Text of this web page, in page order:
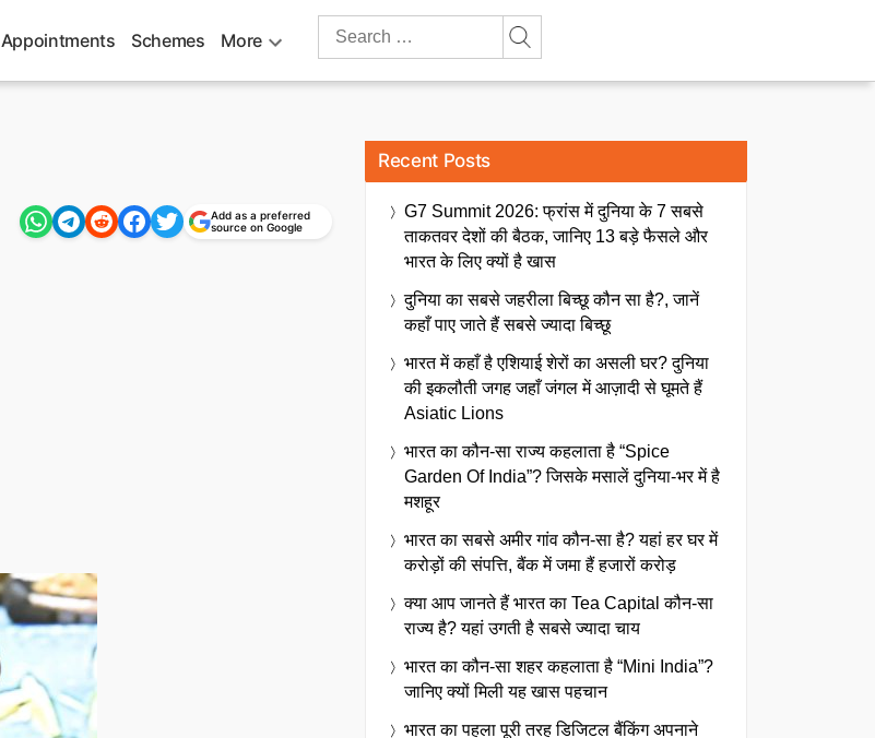
Appointments Schemes More
Search
Add as a preferred
source on Google
Recent Posts
G7 Summit 2026: फ्रांस में दुनिया के 7 सबसे
ताकतवर देशों की बैठक, जानिए 13 बड़े फैसले और
भारत के लिए क्यों है खास
दुनिया का सबसे जहरीला बिच्छू कौन सा है?, जानें
कहाँ पाए जाते हैं सबसे ज्यादा बिच्छू
भारत में कहाँ है एशियाई शेरों का असली घर? दुनिया
की इकलौती जगह जहाँ जंगल में आज़ादी से घूमते हैं
Asiatic Lions
भारत का कौन-सा राज्य कहलाता है “Spice
Garden Of India”? जिसके मसालें दुनिया-भर में है
मशहूर
भारत का सबसे अमीर गांव कौन-सा है? यहां हर घर में
करोड़ों की संपत्ति, बैंक में जमा हैं हजारों करोड़
क्या आप जानते हैं भारत का Tea Capital कौन-सा
राज्य है? यहां उगती है सबसे ज्यादा चाय
भारत का कौन-सा शहर कहलाता है “Mini India”?
जानिए क्यों मिली यह खास पहचान
भारत का पहला पूरी तरह डिजिटल बैंकिंग अपनाने